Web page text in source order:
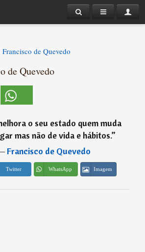
Francisco de Quevedo
de Quevedo
o seu estado quem muda
mas não de vida e hábitos.”
Francisco de Quevedo
Twitter WhatsApp Imagem